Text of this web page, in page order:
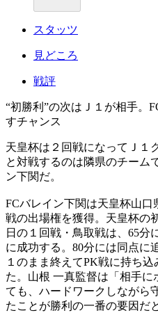
スタッツ
見どころ
戦評
“初勝利”の次はＪ１が相手。
すチャンス
天皇杯は２回戦になってＪ１
と対戦するのは隣県のチーム
ン下関だ。
FCバレイン下関は天皇杯山
戦の出場権を獲得。天皇杯の
日の１回戦・鳥取戦は、65分
に成功する。80分には同点に
１のまま終えてPK戦に持ち
た。山根 一真監督は「相手に
ても、ハードワークしながら
たことが勝利の一番の要因だ